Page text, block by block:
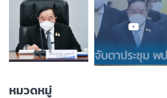
หมวดหมู่